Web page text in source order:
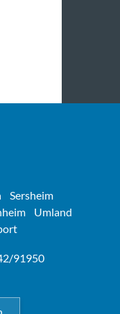
Sersheim
Umland
91950